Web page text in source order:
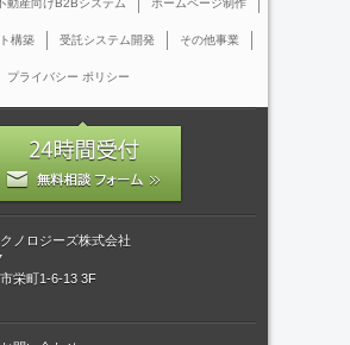
動産向けB2Bシステム ホームページ制作
構築 受託システム開発 その他事業
プライバシー ポリシー
ノロジーズ株式会社
栄町1-6-13 3F